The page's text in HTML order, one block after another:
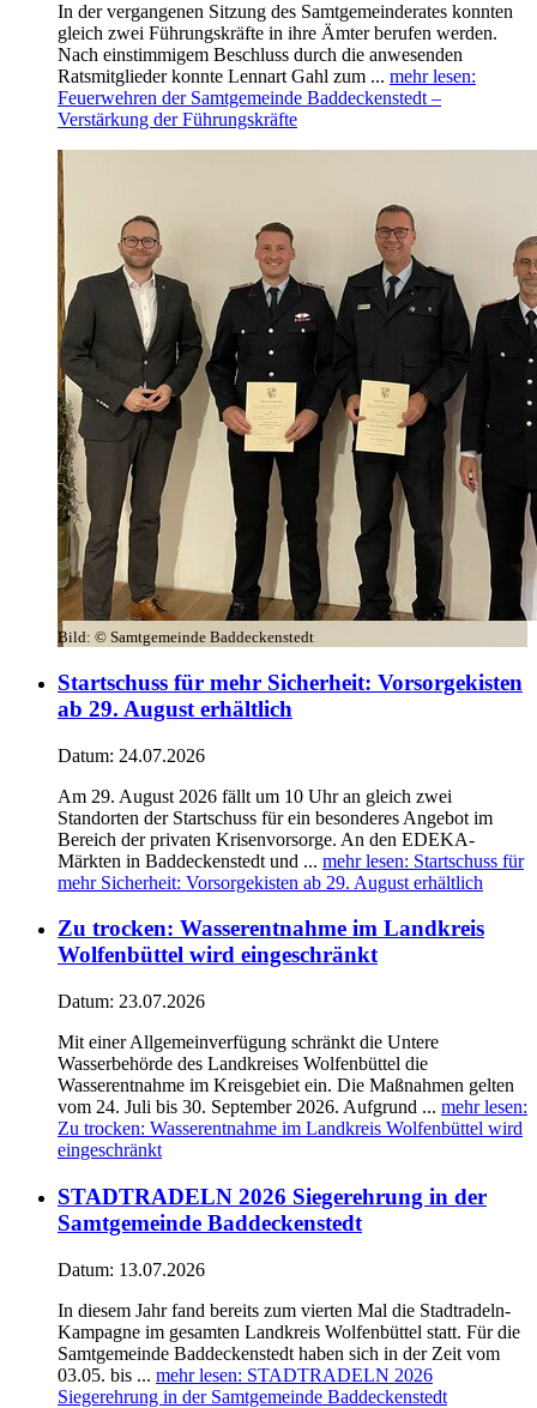
In der vergangenen Sitzung des Samtgemeinderates konnten
gleich zwei Führungskräfte in ihre Ämter berufen werden.
Nach einstimmigem Beschluss durch die anwesenden
Ratsmitglieder konnte Lennart Gahl zum ... mehr lesen:
Feuerwehren der Samtgemeinde Baddeckenstedt –
Verstärkung der Führungskräfte
Bild: © Samtgemeinde Baddeckenstedt
Startschuss für mehr Sicherheit: Vorsorgekisten
ab 29. August erhältlich
Datum: 24.07.2026
Am 29. August 2026 fällt um 10 Uhr an gleich zwei
Standorten der Startschuss für ein besonderes Angebot im
Bereich der privaten Krisenvorsorge. An den EDEKA-
Märkten in Baddeckenstedt und ... mehr lesen: Startschuss für
mehr Sicherheit: Vorsorgekisten ab 29. August erhältlich
Zu trocken: Wasserentnahme im Landkreis
Wolfenbüttel wird eingeschränkt
Datum: 23.07.2026
Mit einer Allgemeinverfügung schränkt die Untere
Wasserbehörde des Landkreises Wolfenbüttel die
Wasserentnahme im Kreisgebiet ein. Die Maßnahmen gelten
vom 24. Juli bis 30. September 2026. Aufgrund ... mehr lesen:
Zu trocken: Wasserentnahme im Landkreis Wolfenbüttel wird
eingeschränkt
STADTRADELN 2026 Siegerehrung in der
Samtgemeinde Baddeckenstedt
Datum: 13.07.2026
In diesem Jahr fand bereits zum vierten Mal die Stadtradeln-
Kampagne im gesamten Landkreis Wolfenbüttel statt. Für die
Samtgemeinde Baddeckenstedt haben sich in der Zeit vom
03.05. bis ... mehr lesen: STADTRADELN 2026
Siegerehrung in der Samtgemeinde Baddeckenstedt